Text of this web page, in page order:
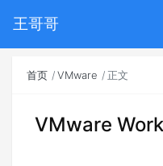
王哥哥
首页 VMware 正文
VMware